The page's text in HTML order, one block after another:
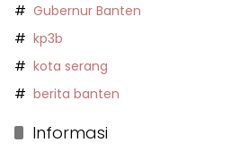
Gubernur Banten
kp3b
kota serang
berita banten
Informasi